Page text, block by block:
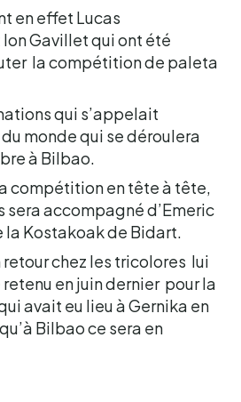
en effet Lucas
Gavillet qui ont été
la compétition de paleta
qui s’appelait
monde qui se déroulera
à Bilbao.
compétition en tête à tête,
sera accompagné d’Emeric
la Kostakoak de Bidart.
chez les tricolores lui
en juin dernier pour la
avait eu lieu à Gernika en
Bilbao ce sera en